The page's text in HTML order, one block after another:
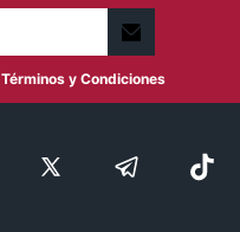
Términos y Condiciones